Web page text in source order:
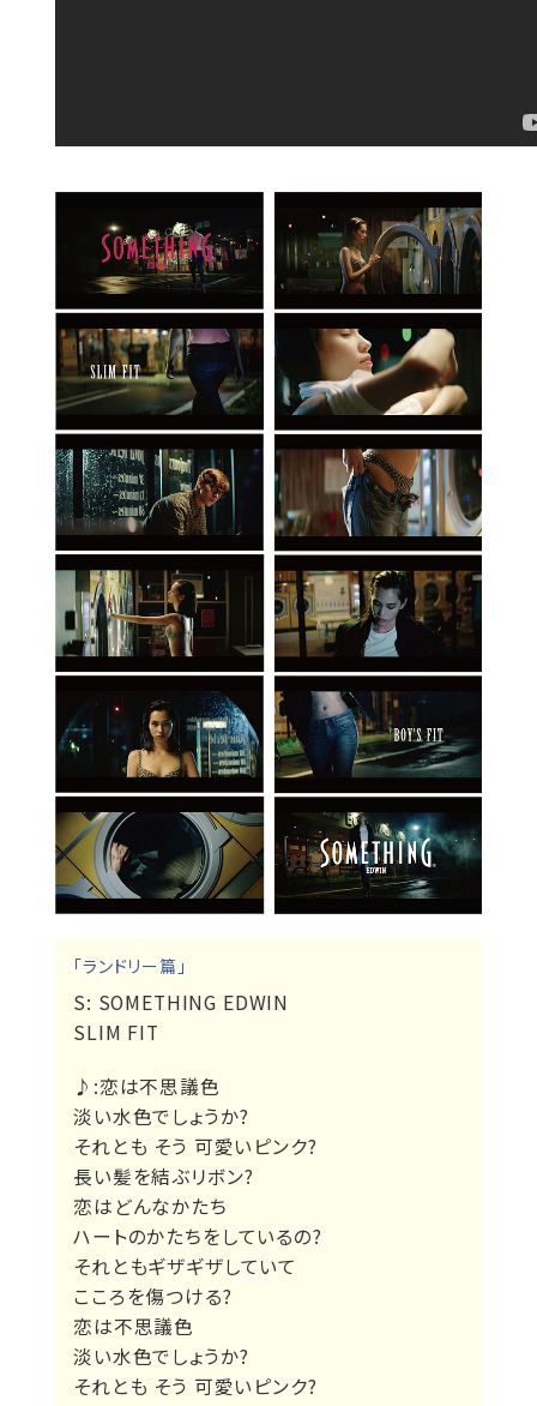
「ランドリー篇」
S: SOMETHING EDWIN
SLIM FIT
♪:恋は不思議色
淡い水色でしょうか?
それとも そう 可愛いピンク?
長い髪を結ぶリボン?
恋はどんなかたち
ハートのかたちをしているの?
それともギザギザしていて
こころを傷つける?
恋は不思議色
淡い水色でしょうか?
それとも そう 可愛いピンク?